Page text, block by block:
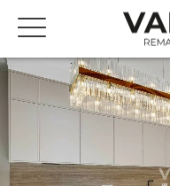
BENVINGUDA
BARCELONA